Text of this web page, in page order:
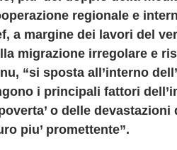
regionale e
a margine dei lavori del
migrazione irregolare e
“si sposta all’interno
i principali fattori
o delle
piu’ promettente”.